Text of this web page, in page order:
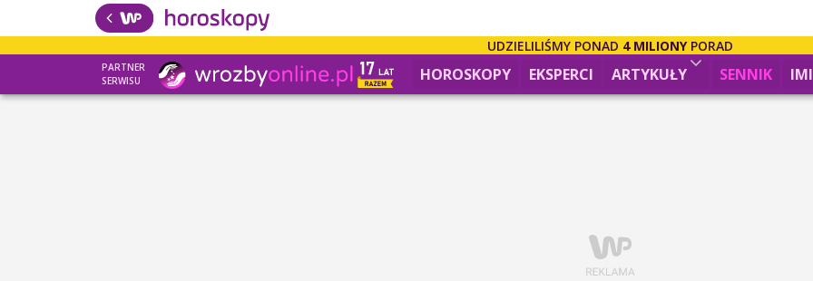
UDZIELILIŚMY PONAD 4 MILIONYPORAD
PARTNER
SERWISU
HOROSKOPY EKSPERCI ARTYKUŁY SENNIK